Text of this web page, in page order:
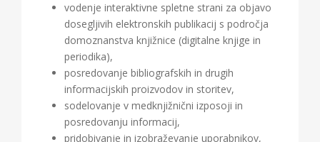
vodenje interaktivne spletne strani za objavo
dosegljivih elektronskih publikacij s področja
domoznanstva knjižnice (digitalne knjige in
periodika),
posredovanje bibliografskih in drugih
informacijskih proizvodov in storitev,
sodelovanje v medknjižnični izposoji in
posredovanju informacij,
pridobivanje in izobraževanje uporabnikov,